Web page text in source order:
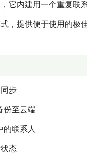
它内建用一个重复联
，提供便于使用的极
步
份至云端
的联系人
态